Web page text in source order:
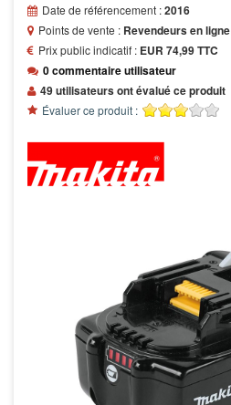
Date de référencement :2016
Points de vente : Revendeurs en ligne
Prix public indicatif : EUR 74,99 TTC
0 commentaire utilisateur
49 utilisateurs ont évalué ce produit
Évaluer ce produit :